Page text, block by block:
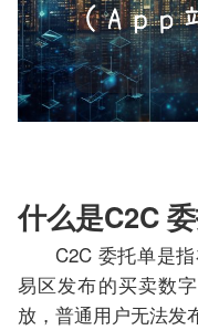
什么是C2C
C2C 委托单是
易区发布的买卖数
放，普通用户无法发